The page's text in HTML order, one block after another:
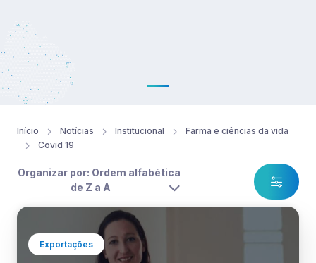
Início Notícias Institucional
Farma e ciências da vida
Covid 19
Organizar por: Ordem alfabética
de Z a A
Exportações